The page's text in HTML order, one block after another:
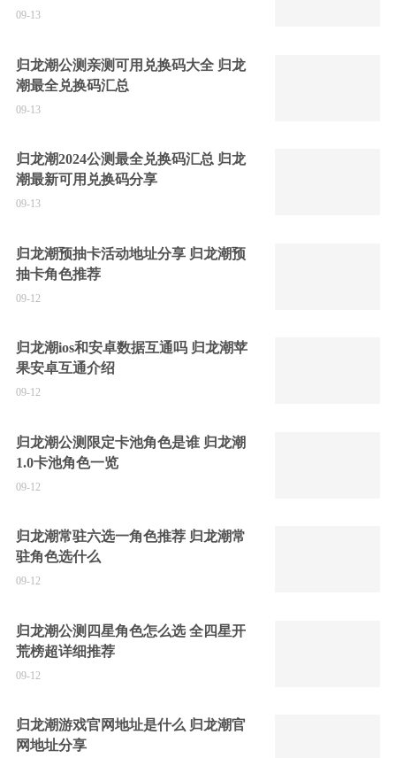
09-13
归龙潮公测亲测可用兑换码大全 归龙
潮最全兑换码汇总
09-13
归龙潮2024公测最全兑换码汇总 归龙
潮最新可用兑换码分享
09-13
归龙潮预抽卡活动地址分享 归龙潮预
抽卡角色推荐
09-12
归龙潮ios和安卓数据互通吗 归龙潮苹
果安卓互通介绍
09-12
归龙潮公测限定卡池角色是谁 归龙潮
1.0卡池角色一览
09-12
归龙潮常驻六选一角色推荐 归龙潮常
驻角色选什么
09-12
归龙潮公测四星角色怎么选 全四星开
荒榜超详细推荐
09-12
归龙潮游戏官网地址是什么 归龙潮官
网地址分享